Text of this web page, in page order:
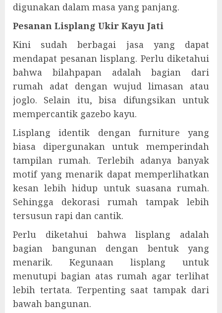
digunakan dalam masa yang panjang.
Pesanan Lisplang Ukir Kayu Jati
Kini sudah berbagai jasa yang dapat
mendapat pesanan lisplang. Perlu diketahui
bahwa bilahpapan adalah bagian dari
rumah adat dengan wujud limasan atau
joglo. Selain itu, bisa difungsikan untuk
mempercantik gazebo kayu.
Lisplang identik dengan furniture yang
biasa dipergunakan untuk memperindah
tampilan rumah. Terlebih adanya banyak
motif yang menarik dapat memperlihatkan
kesan lebih hidup untuk suasana rumah.
Sehingga dekorasi rumah tampak lebih
tersusun rapi dan cantik.
Perlu diketahui bahwa lisplang adalah
bagian bangunan dengan bentuk yang
menarik. Kegunaan lisplang untuk
menutupi bagian atas rumah agar terlihat
lebih tertata. Terpenting saat tampak dari
bawah bangunan.